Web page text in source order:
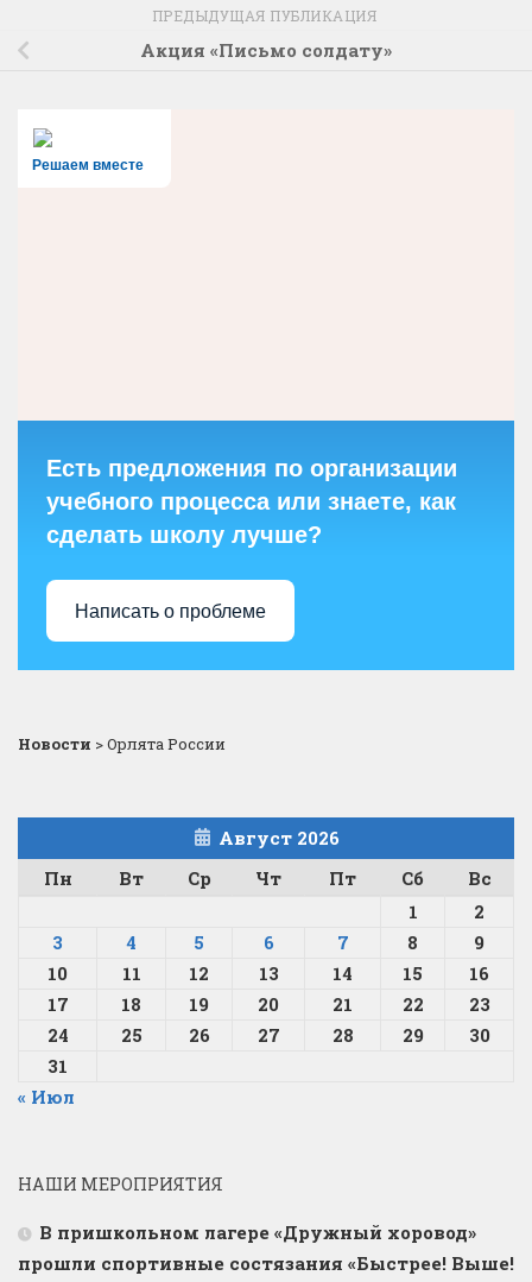
ПРЕДЫДУЩАЯ ПУБЛИКАЦИЯ
Акция «Письмо солдату»
Решаем вместе
Есть предложения по организации
учебного процесса или знаете, как
сделать школу лучше?
Написать о проблеме
Новости >Орлята России
Август 2026
Пн
Вт Ср Чт Пт Сб
Вс
1
2
3
4 5 6 7 8
9
10
11 12 13 14 15
16
17
18 19 20 21 22
23
24
25 26 27 28 29
30
31
« Июл
НАШИ МЕРОПРИЯТИЯ
В пришкольном лагере «Дружный хоровод»
прошли спортивные состязания «Быстрее! Выше!